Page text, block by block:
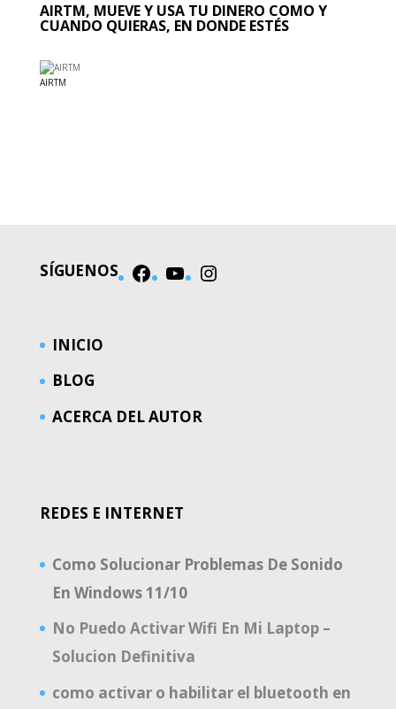
AIRTM, MUEVE Y USA TU DINERO COMO Y
CUANDO QUIERAS, EN DONDE ESTÉS
AIRTM
SÍGUENOS Facebook
YouTube
INICIO
BLOG
ACERCA DEL AUTOR
REDES E INTERNET
Como Solucionar Problemas De Sonido
En Windows 11/10
No Puedo Activar Wifi En Mi Laptop –
Solucion Definitiva
como activar o habilitar el bluetooth en